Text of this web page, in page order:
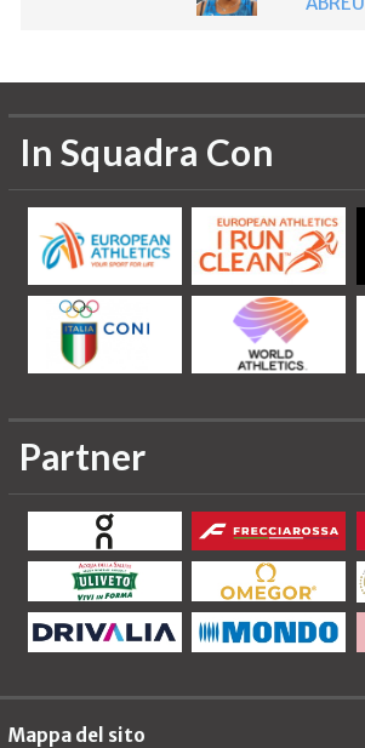
In Squadra Con
Partner
Mappa del sito